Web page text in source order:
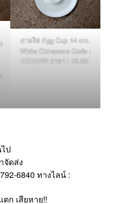
ถาดใข่ Egg Cup 14 cm.
White Chinaware Code :
EG121W ราคา : 18.00-
ป
จัดส่ง
6840 ทางไลน์ :
ก เสียหาย!!